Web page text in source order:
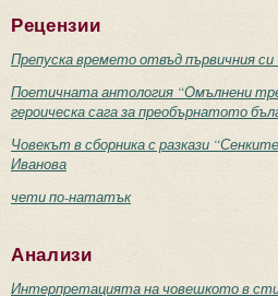
Рецензии
Препуска времето отвъд първичния си
Поетичната антология “Омълнени
героическа сага за преобърнатото
Човекът в сборника с разкази
Иванова
чети по-нататък
Анализи
Интерпретацията на човешкото в